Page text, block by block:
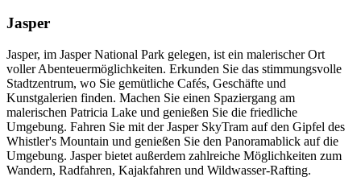
Jasper
Jasper, im Jasper National Park gelegen, ist ein malerischer Ort
voller Abenteuermöglichkeiten. Erkunden Sie das stimmungsvolle
Stadtzentrum, wo Sie gemütliche Cafés, Geschäfte und
Kunstgalerien finden. Machen Sie einen Spaziergang am
malerischen Patricia Lake und genießen Sie die friedliche
Umgebung. Fahren Sie mit der Jasper SkyTram auf den Gipfel des
Whistler's Mountain und genießen Sie den Panoramablick auf die
Umgebung. Jasper bietet außerdem zahlreiche Möglichkeiten zum
Wandern, Radfahren, Kajakfahren und Wildwasser-Rafting.